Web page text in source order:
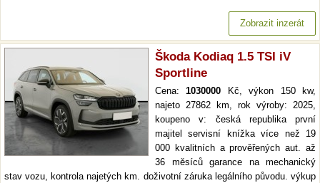
Zobrazit inzerát
Škoda Kodiaq 1.5 TSI iV
Sportline
Cena:1030000 Kč, výkon 150 kw,
najeto 27862 km, rok výroby: 2025,
koupeno v: česká republika první
majitel servisní knížka více než 19
000 kvalitních a prověřených aut. až
36 měsíců garance na mechanický
stav vozu, kontrola najetých km. doživotní záruka legálního původu. výkup